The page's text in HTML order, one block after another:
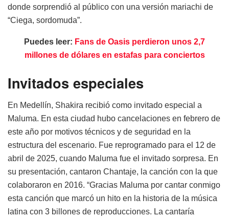
donde sorprendió al público con una versión mariachi de
“Ciega, sordomuda”.
Puedes leer: Fans de Oasis perdieron unos 2,7
millones de dólares en estafas para conciertos
Invitados especiales
En Medellín, Shakira recibió como invitado especial a
Maluma. En esta ciudad hubo cancelaciones en febrero de
este año por motivos técnicos y de seguridad en la
estructura del escenario. Fue reprogramado para el 12 de
abril de 2025, cuando Maluma fue el invitado sorpresa. En
su presentación, cantaron Chantaje, la canción con la que
colaboraron en 2016. “Gracias Maluma por cantar conmigo
esta canción que marcó un hito en la historia de la música
latina con 3 billones de reproducciones. La cantaría